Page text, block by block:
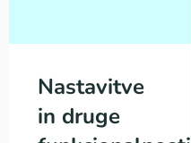
Nastavitve
in druge